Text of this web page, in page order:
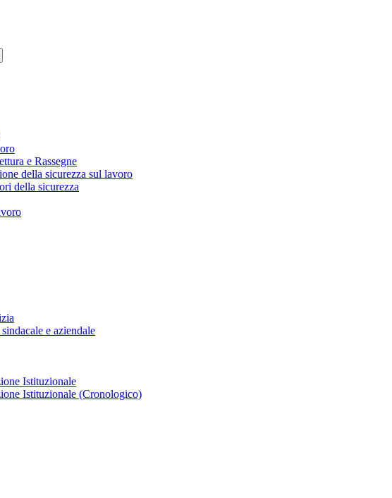
e Rassegne
della sicurezza sul lavoro
della sicurezza
e aziendale
Istituzionale
Istituzionale (Cronologico)